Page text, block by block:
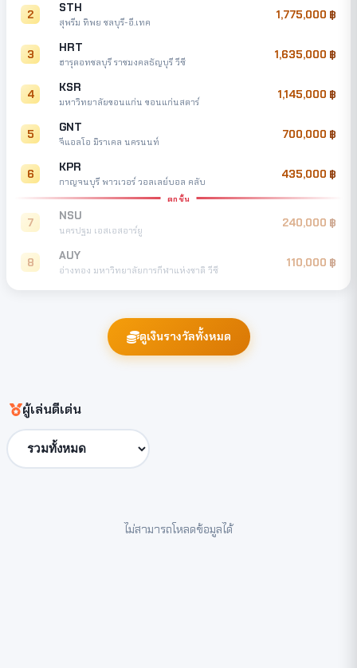
2 STH
สุพรีม ทิพย ชลบุรี-อี.เทค
1,775,000
3 HRT
ฮารุดอทชลบุรี ราชมงคลธัญบุรี วีซี
1,635,000
4 KSR
มหาวิทยาลัยขอนแก่น ขอนแก่นสตาร์
1,145,000
5 GNT
จีแอลโอ มิราเคล นครนนท์
700,000
6 KPR
กาญจนบุรี พาวเวอร์ วอลเลย์บอล คลับ
435,000
ตกชั้น
7 NSU
นครปฐม เอสเอสอาร์ยู
240,000
8 AUY
อ่างทอง มหาวิทยาลัยการกีฬาแห่งชาติ วีซี
110,000
ดูเงินรางวัลทั้งหมด
ผู้เล่นดีเด่น
ไม่สามารถโหลดข้อมูลได้